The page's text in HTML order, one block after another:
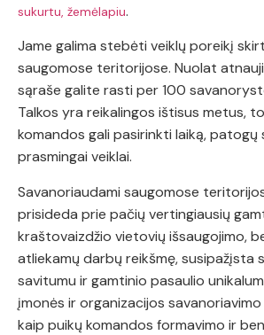
sukurtu, žemėlapiu.
Jame galima stebėti veiklų poreikį
saugomose teritorijose. Nuolat
sąraše galite rasti per 100
Talkos yra reikalingos ištisus metus,
komandos gali pasirinkti laiką, patogų
prasmingai veiklai.
Savanoriaudami saugomose
prisideda prie pačių vertingiausių
kraštovaizdžio vietovių išsaugojimo,
atliekamų darbų reikšmę, susipažįsta
savitumu ir gamtinio pasaulio
įmonės ir organizacijos
kaip puikų komandos formavimo ir